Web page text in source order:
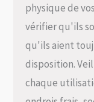
physique de
vérifier qu'ils
qu'ils aient
disposition.
chaque